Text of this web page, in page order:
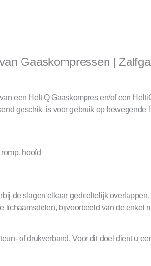
Gaaskompressen |
een HeltiQ Gaaskompres en/of een
geschikt is voor gebruik op bewegende
hoofd
de slagen elkaar gedeeltelijk
lichaamsdelen, bijvoorbeeld van de enkel
of drukverband. Voor dit doel dient u